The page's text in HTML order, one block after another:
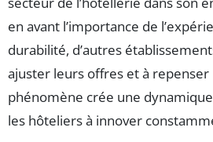
en avant l’importance de
durabilité, d’autres
ajuster leurs offres et à repenser
phénomène crée une
les hôteliers à innover